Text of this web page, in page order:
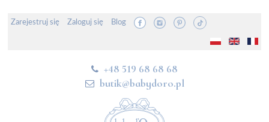
Zarejestruj się Zaloguj się Blog
+48 519 68 68 68
butik@babydoro.pl